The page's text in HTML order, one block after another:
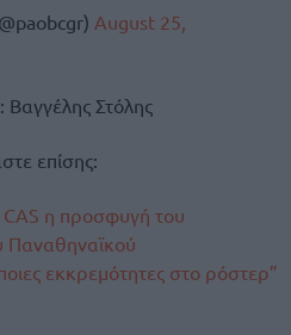
August 25,
Στόλης
επίσης:
η προσφυγή του
Παναθηναϊκού
εκκρεμότητες στο ρόστερ”